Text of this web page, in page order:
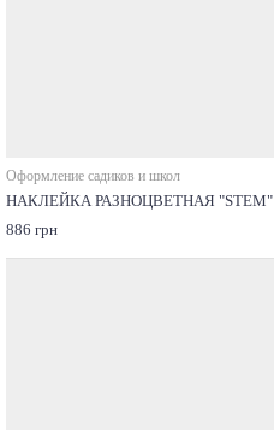
Оформление садиков и школ
НАКЛЕЙКА РАЗНОЦВЕТНАЯ "STEM"
886 грн